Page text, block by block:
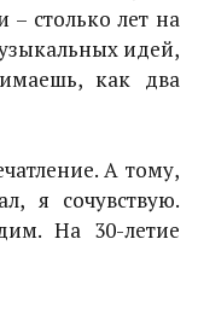
– столько лет на
идей,
как два
А тому,
я сочувствую.
На 30-летие